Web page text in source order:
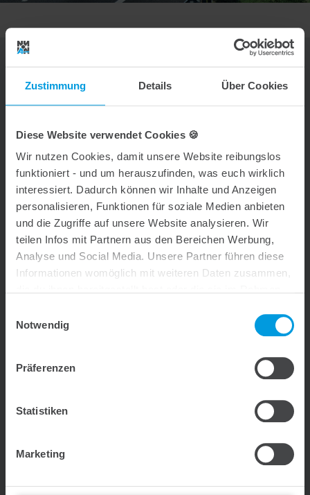
Zustimmung Details Über Cookies
Diese Website verwendet Cookies 🍪
Wir nutzen Cookies, damit unsere Website reibungslos
funktioniert - und um herauszufinden, was euch wirklich
interessiert. Dadurch können wir Inhalte und Anzeigen
personalisieren, Funktionen für soziale Medien anbieten
und die Zugriffe auf unsere Website analysieren. Wir
teilen Infos mit Partnern aus den Bereichen Werbung,
Analyse und Social Media. Unsere Partner führen diese
Informationen womöglich mit weiteren Daten zusammen,
Notwendig
Präferenzen
Statistiken
Marketing
Anmeldung
Preis: 329 € pro Person (zzgl. MwSt.)
Kursauswahl
Ansprechpartner
E-Mail
Telefonnummer